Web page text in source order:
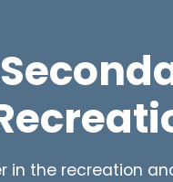
the recreation